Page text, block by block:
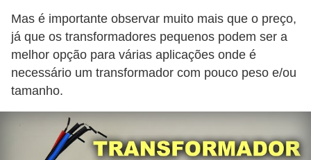
Mas é importante observar muito mais que o preço,
já que os transformadores pequenos podem ser a
melhor opção para várias aplicações onde é
necessário um transformador com pouco peso e/ou
tamanho.
t
r
i
c